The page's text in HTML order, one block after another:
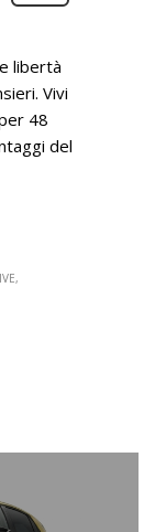
libertà
Vivi
48
del